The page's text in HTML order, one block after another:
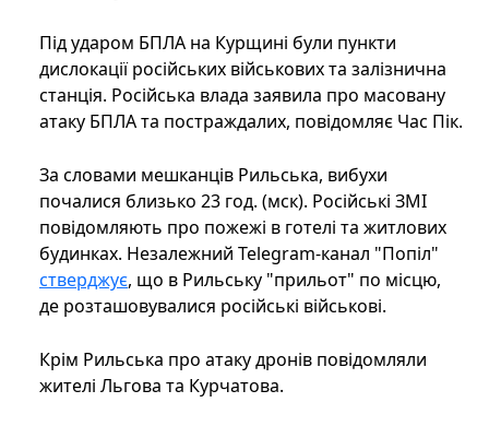
Під ударом БПЛА на Курщині були пункти
дислокації російських військових та залізнична
станція. Російська влада заявила про масовану
атаку БПЛА та постраждалих, повідомляє Час Пік.
За словами мешканців Рильська, вибухи
почалися близько 23 год. (мск). Російські ЗМІ
повідомляють про пожежі в готелі та житлових
будинках. Незалежний Telegram-канал "Попіл"
стверджує, що в Рильську "прильот" по місцю,
де розташовувалися російські військові.
Крім Рильська про атаку дронів повідомляли
жителі Льгова та Курчатова.